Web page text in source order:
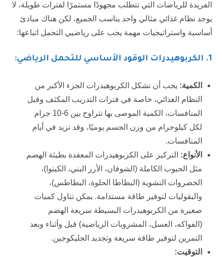
الفريدة للرياضات التي تتطلب مجهودًا مستمرًا لفترات طويلة، لا
يوجد نظام غذائي مثالي واحد يناسب الجميع، لكن هناك مبادئ
أساسية واستراتيجيات مهمة يجب على رياضيي التحمل اتباعها:
1. الكربوهيدرات الوقود الأساسي للتحمل الرياضي:
الكمية: يجب أن تشكل الكربوهيدرات الجزء الأكبر من
النظام الغذائي، خاصة في فترات التدريب المكثف وقبل
المنافسات، الكمية الموصى بها تتراوح بين 6-10 جرام
لكل كيلوجرام من وزن الجسم يوميًا، وقد تزيد في أيام
المنافسات.
الأنواع: التركيز على الكربوهيدرات المعقدة بطيئة الهضم
مثل الحبوب الكاملة (الشوفان، الأرز البني، الكينوا)،
الخضروات النشوية (البطاطا الحلوة، البطاطس)،
والبقوليات لتوفير طاقة مستدامة. يمكن تناول كميات
صغيرة من الكربوهيدرات البسيطة سريعة الهضم
(الفواكه، العسل، المشروبات الرياضية) قبل وأثناء وبعد
التمرين لتوفير طاقة سريعة وتجديد الجليكوجين.
التوقيت: